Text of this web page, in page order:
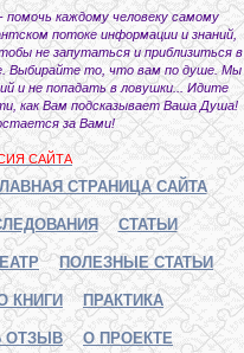
помочь каждому человеку самому
потоке информации и знаний,
не запутаться и приблизиться в
Выбирайте то, что вам по душе. Мы
и не попадать в ловушки... Идите
как Вам подсказывает Ваша Душа!
за Вами!
САЙТА
СТРАНИЦА САЙТА
СТАТЬИ
ПОЛЕЗНЫЕ СТАТЬИ
КНИГИ ПРАКТИКА
ОТЗЫВ О ПРОЕКТЕ